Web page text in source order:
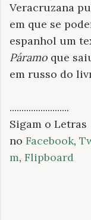
Veracruzana
em que se
espanhol um
Páramo que
em russo do
.........................
Sigam o Letras
no Facebook,
m, Flipboard